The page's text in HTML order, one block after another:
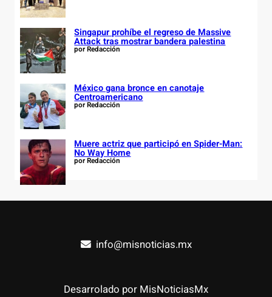
Singapur prohíbe el regreso de Massive
Attack tras mostrar bandera palestina
por Redacción
México gana bronce en canotaje
Centroamericano
por Redacción
Muere actriz que participó en Spider-Man:
No Way Home
por Redacción
info@misnoticias.mx
Desarrolado por MisNoticiasMx